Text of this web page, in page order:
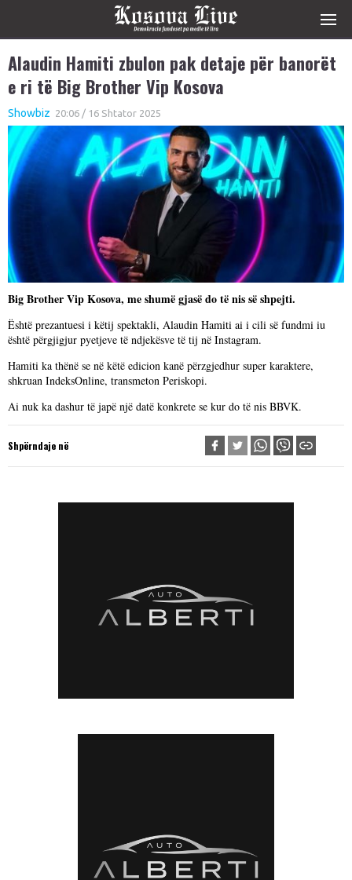
Alaudin Hamiti zbulon pak detaje për banorët
e ri të Big Brother Vip Kosova
Showbiz 20:06 / 16 Shtator 2025
Big Brother Vip Kosova, me shumë gjasë do të nis së shpejti.
Është prezantuesi i këtij spektakli, Alaudin Hamiti ai i cili së fundmi iu
është përgjigjur pyetjeve të ndjekësve të tij në Instagram.
Hamiti ka thënë se në këtë edicion kanë përzgjedhur super karaktere,
shkruan IndeksOnline, transmeton Periskopi.
Ai nuk ka dashur të japë një datë konkrete se kur do të nis BBVK.
Shpërndaje në